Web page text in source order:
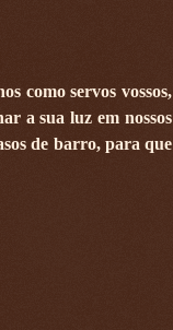
como servos vossos,
a sua luz em nossos
de barro, para que